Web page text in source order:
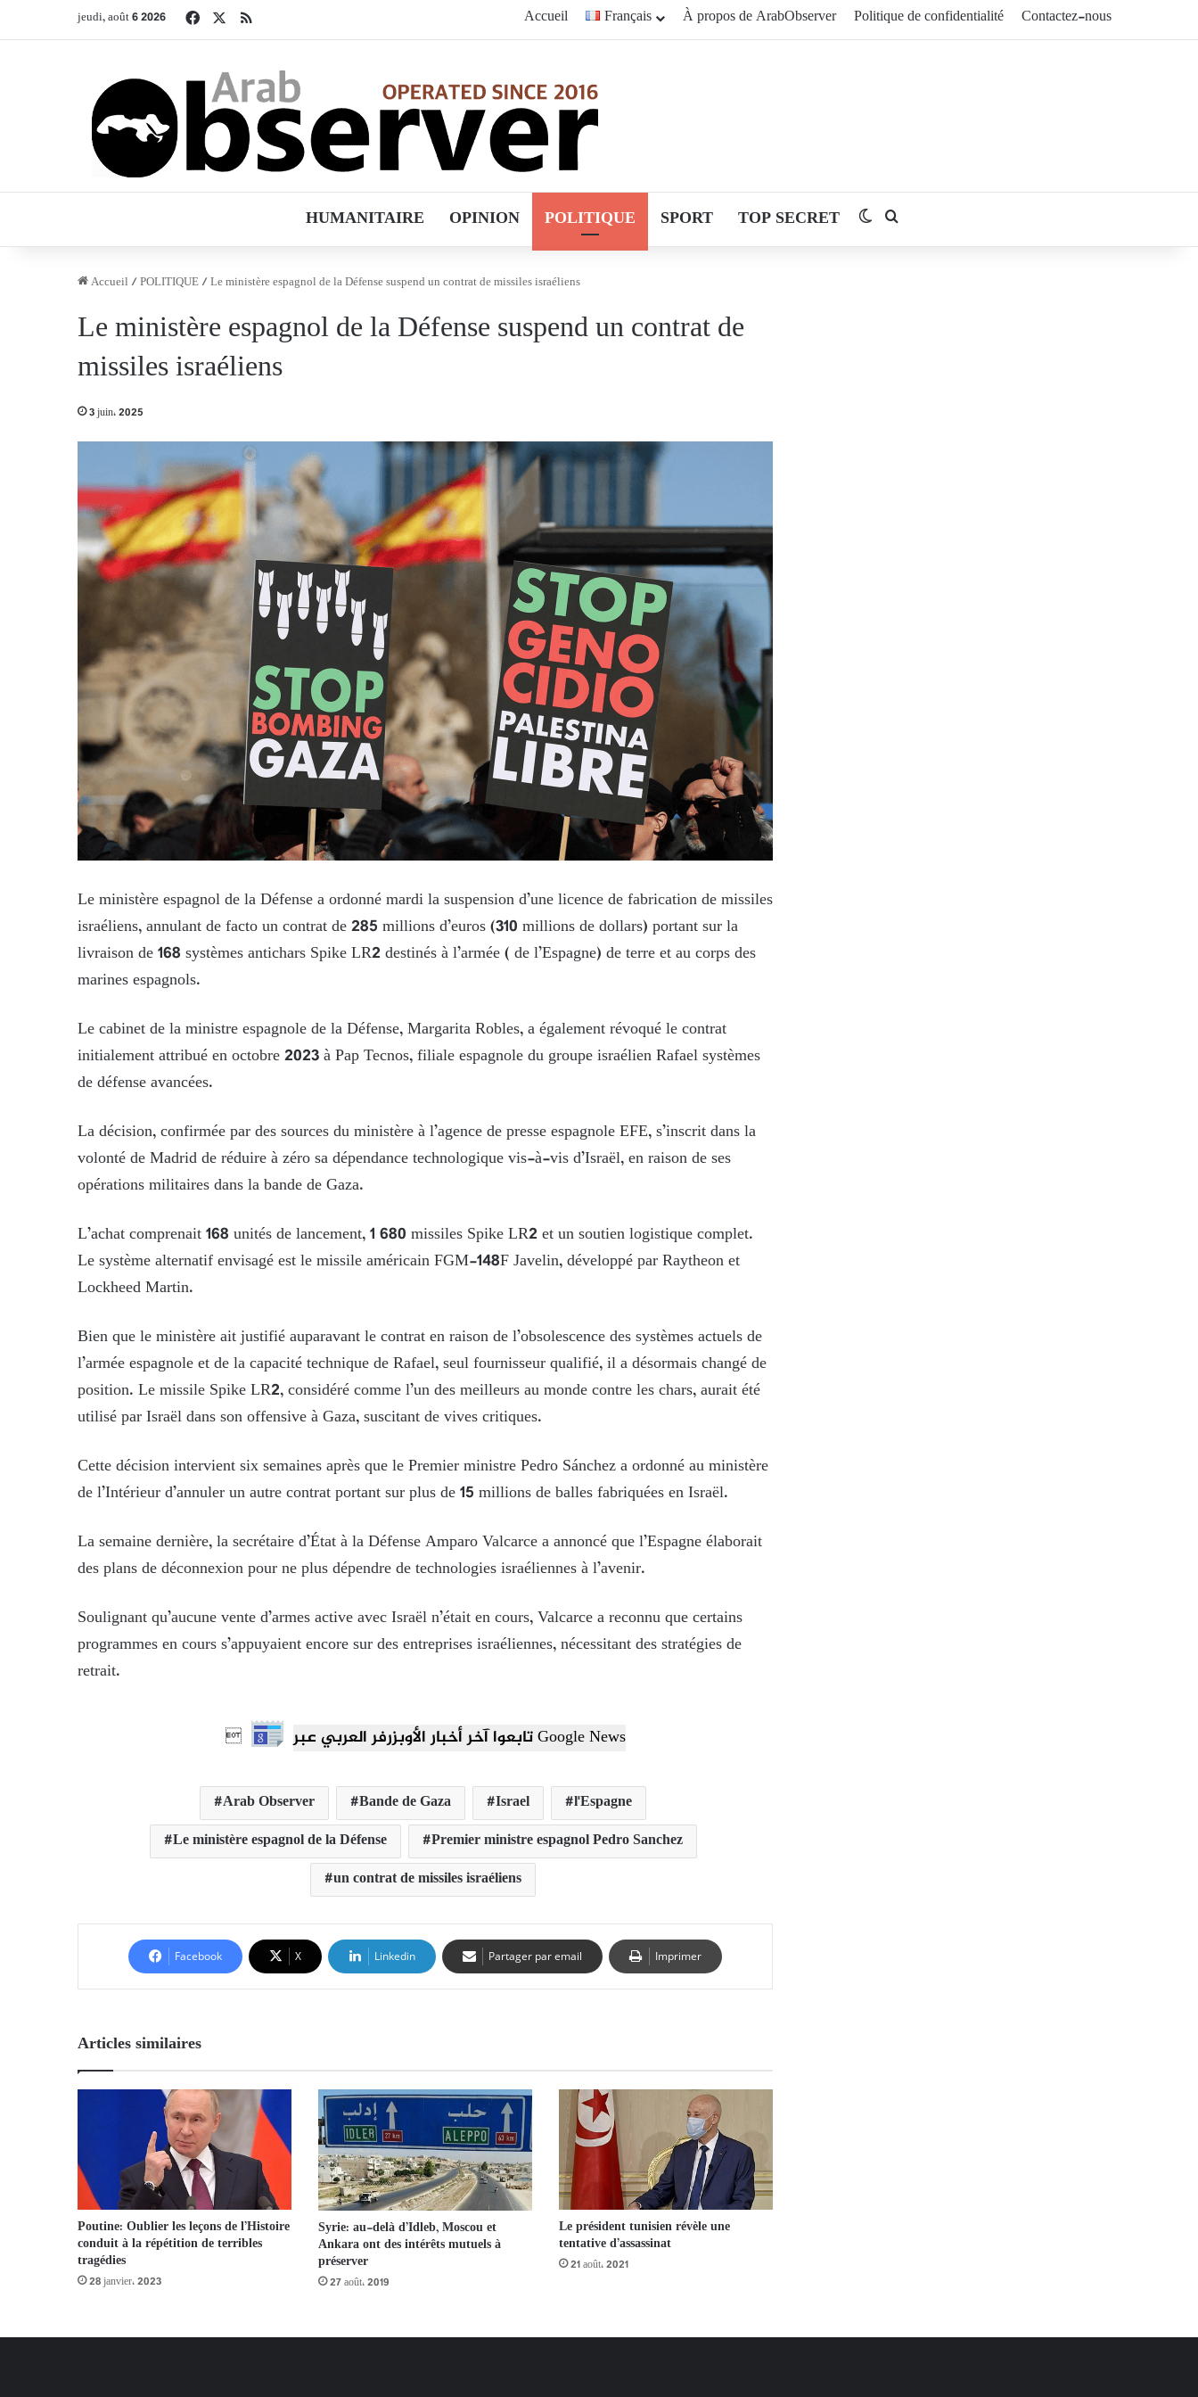
jeudi, août 6 2026 FacebookRSS Accueil Français À propos de ArabObserver Politique de confidentialité Contactez-nous
HUMANITAIRE OPINION POLITIQUE SPORT TOP SECRET Switch skin
Accueil /POLITIQUE/Le ministère espagnol de la Défense suspend un contrat de missiles israéliens
Le ministère espagnol de la Défense suspend un contrat de
missiles israéliens
3 juin، 2025
Le ministère espagnol de la Défense a ordonné mardi la suspension d’une licence de fabrication de missiles
israéliens, annulant de facto un contrat de 285 millions d’euros (310 millions de dollars) portant sur la
livraison de 168 systèmes antichars Spike LR2 destinés à l’armée ( de l’Espagne) de terre et au corps des
marines espagnols.
Le cabinet de la ministre espagnole de la Défense, Margarita Robles, a également révoqué le contrat
initialement attribué en octobre 2023 à Pap Tecnos, filiale espagnole du groupe israélien Rafael systèmes
de défense avancées.
La décision, confirmée par des sources du ministère à l’agence de presse espagnole EFE, s’inscrit dans la
volonté de Madrid de réduire à zéro sa dépendance technologique vis-à-vis d’Israël, en raison de ses
opérations militaires dans la bande de Gaza.
L’achat comprenait 168 unités de lancement, 1 680 missiles Spike LR2 et un soutien logistique complet.
Le système alternatif envisagé est le missile américain FGM-148F Javelin, développé par Raytheon et
Lockheed Martin.
Bien que le ministère ait justifié auparavant le contrat en raison de l’obsolescence des systèmes actuels de
l’armée espagnole et de la capacité technique de Rafael, seul fournisseur qualifié, il a désormais changé de
position. Le missile Spike LR2, considéré comme l’un des meilleurs au monde contre les chars, aurait été
utilisé par Israël dans son offensive à Gaza, suscitant de vives critiques.
Cette décision intervient six semaines après que le Premier ministre Pedro Sánchez a ordonné au ministère
de l’Intérieur d’annuler un autre contrat portant sur plus de 15 millions de balles fabriquées en Israël.
La semaine dernière, la secrétaire d’État à la Défense Amparo Valcarce a annoncé que l’Espagne élaborait
des plans de déconnexion pour ne plus dépendre de technologies israéliennes à l’avenir.
Soulignant qu’aucune vente d’armes active avec Israël n’était en cours, Valcarce a reconnu que certains
programmes en cours s’appuyaient encore sur des entreprises israéliennes, nécessitant des stratégies de
retrait.
 تابعوا آخر أخبار الأوبزرفر العربي عبر Google News
Arab Observer Bande de Gaza Israel
l'Espagne
Le ministère espagnol de la Défense
Premier ministre espagnol Pedro Sanchez
un contrat de missiles israéliens
Facebook X Linkedin Partager par email Imprimer
Articles similaires
Poutine: Oublier les leçons de l’Histoire
conduit à la répétition de terribles
tragédies
28 janvier، 2023
Syrie: au-delà d’Idleb, Moscou et
Ankara ont des intérêts mutuels à
préserver
27 août، 2019
Le président tunisien révèle une
tentative d’assassinat
21 août، 2021